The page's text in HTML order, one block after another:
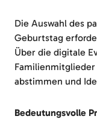
Die Auswahl des
Geburtstag
Über die digitale
abstimmen und
Bedeutungsvolle